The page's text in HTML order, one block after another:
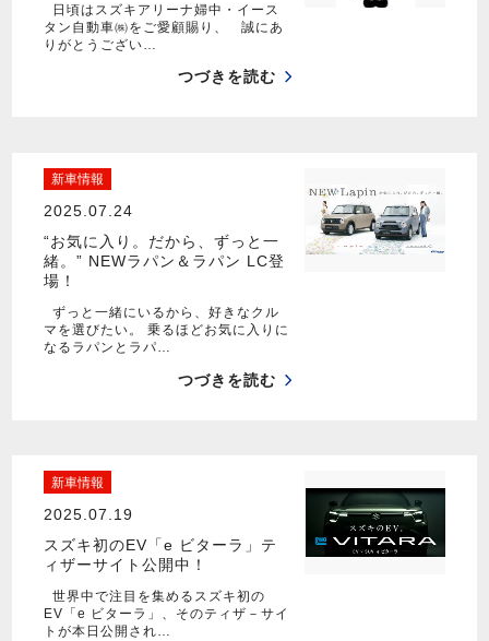
日頃はスズキアリーナ婦中・イース
タン自動車㈱をご愛顧賜り、 誠にあ
りがとうござい…
つづきを読む
新車情報
2025.07.24
“お気に入り。だから、ずっと一
緒。” NEWラパン＆ラパン LC登
場！
ずっと一緒にいるから、好きなクル
マを選びたい。 乗るほどお気に入りに
なるラパンとラパ…
つづきを読む
新車情報
2025.07.19
スズキ初のEV「e ビターラ」テ
ィザーサイト公開中！
世界中で注目を集めるスズキ初の
EV「e ビターラ」、そのティザ－サイ
トが本日公開され…